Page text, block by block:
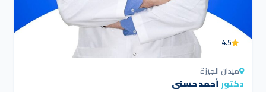
4.5
ميدان الجيزة
دكتورأحمد حسنى